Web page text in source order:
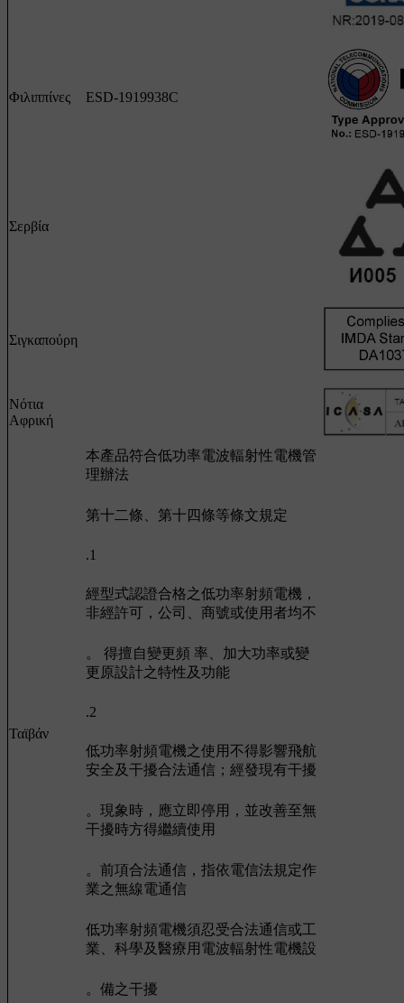
Φιλιππίνες ESD-1919938C
Σερβία
Σιγκαπούρη
Νότια
Αφρική
Ταϊβάν
本產品符合低功率電波輻射性電機管
理辦法
第十二條、第十四條等條文規定
.1
經型式認證合格之低功率射頻電機，
非經許可，公司、商號或使用者均不
。 得擅自變更頻 率、加大功率或變
更原設計之特性及功能
.2
低功率射頻電機之使用不得影響飛航
安全及干擾合法通信；經發現有干擾
。現象時，應立即停用，並改善至無
干擾時方得繼續使用
。前項合法通信，指依電信法規定作
業之無線電通信
低功率射頻電機須忍受合法通信或工
業、科學及醫療用電波輻射性電機設
。備之干擾